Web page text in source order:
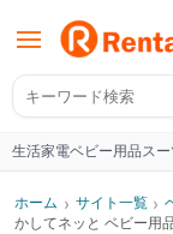
生活家電ベビー用品ス
ホーム › サイト一覧 ›
かしてネッと ベビー用